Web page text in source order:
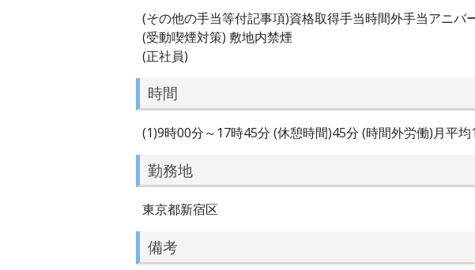
(その他の手当等付記事項)資格取得手当時間外手当アニバ
(受動喫煙対策) 敷地内禁煙
(正社員)
時間
(1)9時00分～17時45分 (休憩時間)45分 (時間外労働)月平均
勤務地
東京都新宿区
備考